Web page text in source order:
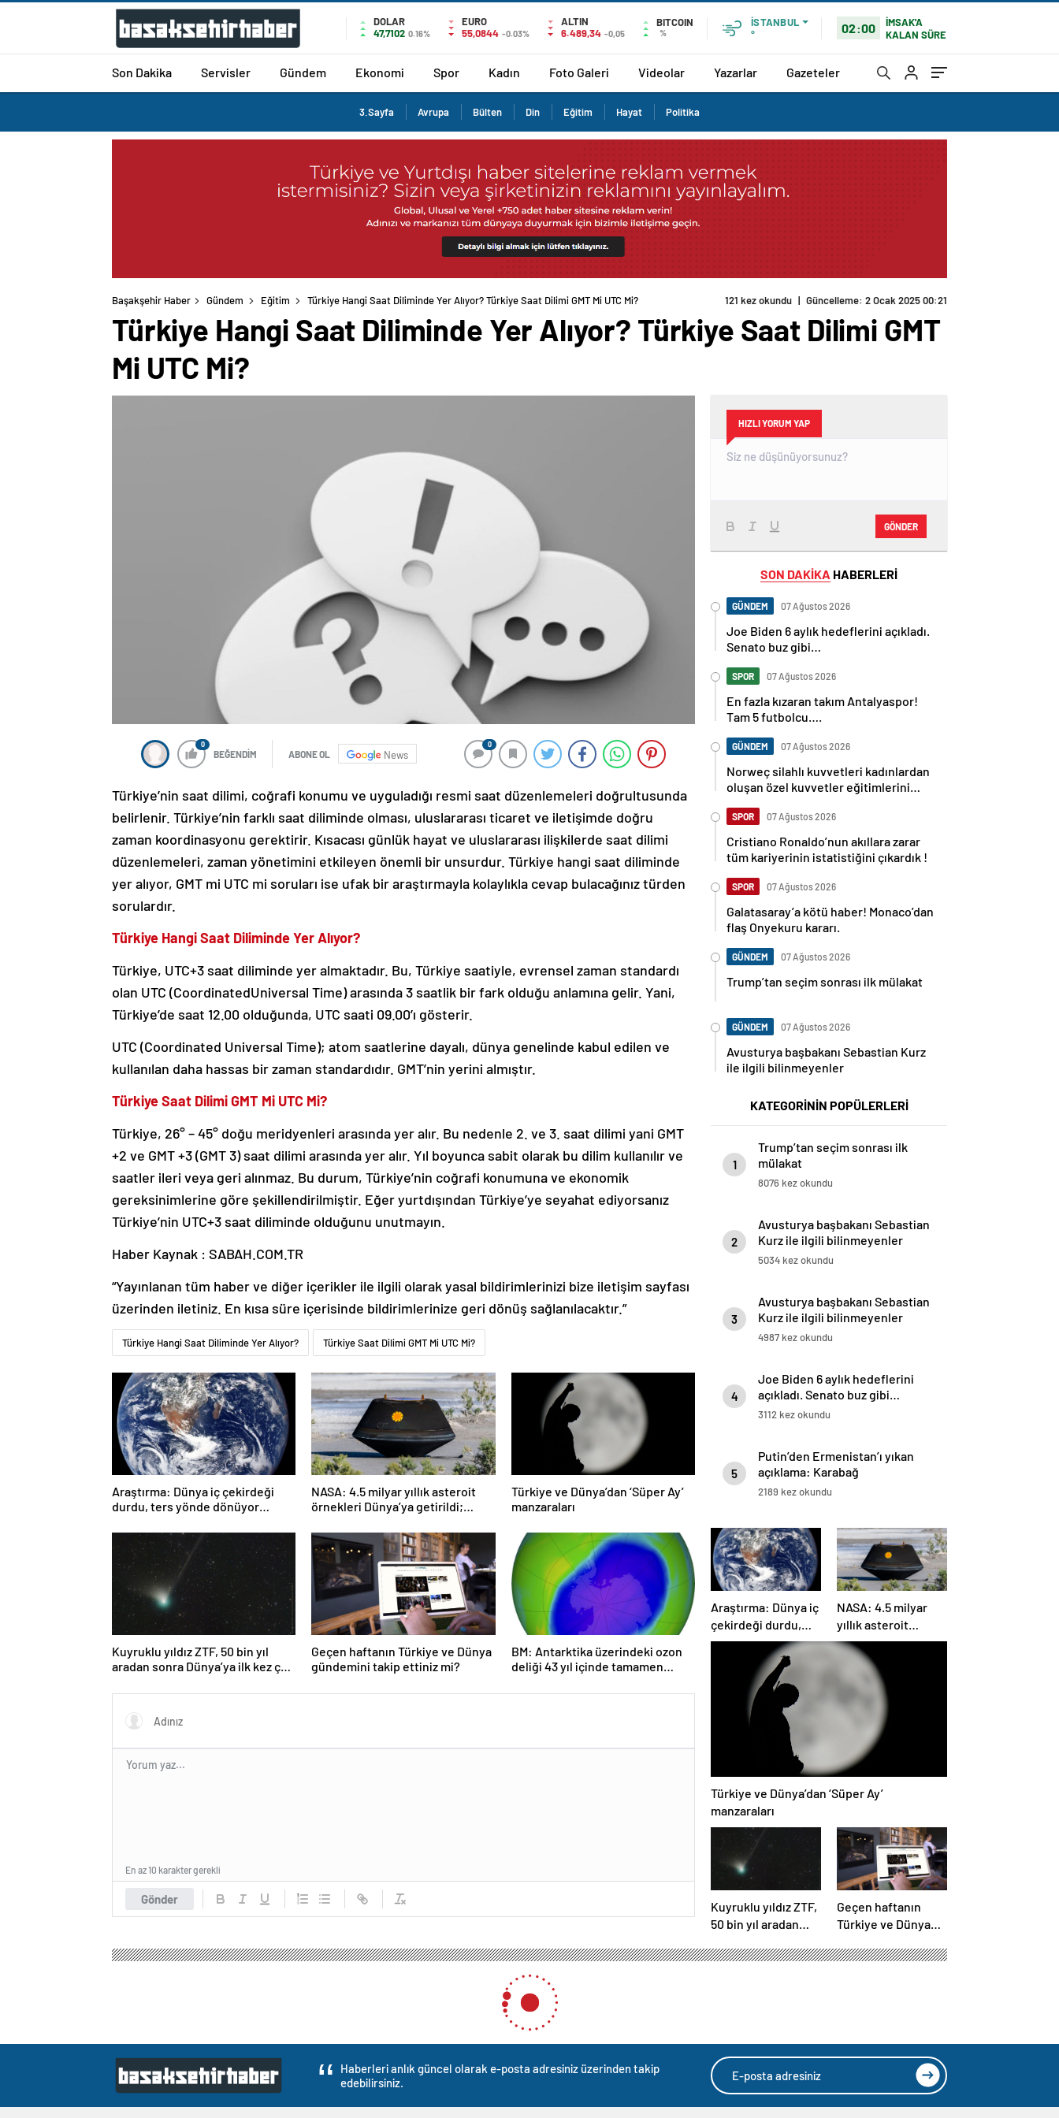
DOLAR
47,7102 0.16%
EURO
55,0844 -0.03%
ALTIN
6.489,34 -0,05
BITCOIN
%
İSTANBUL
°
02:00
İMSAK'A
KALAN SÜRE
Son Dakika Servisler Gündem Ekonomi Spor Kadın Foto Galeri Videolar Yazarlar Gazeteler
3.Sayfa Avrupa Bülten Din Eğitim Hayat Politika
Başakşehir Haber Gündem Eğitim Türkiye Hangi Saat Diliminde Yer Alıyor? Türkiye Saat Dilimi GMT Mi UTC Mi? 121 kez okundu | Güncelleme: 2 Ocak 2025 00:21
Türkiye Hangi Saat Diliminde Yer Alıyor? Türkiye Saat Dilimi GMT
Mi UTC Mi?
0
BEĞENDİM ABONE OL News
0
Türkiye’nin saat dilimi, coğrafi konumu ve uyguladığı resmi saat düzenlemeleri doğrultusunda
belirlenir. Türkiye’nin farklı saat diliminde olması, uluslararası ticaret ve iletişimde doğru
zaman koordinasyonu gerektirir. Kısacası günlük hayat ve uluslararası ilişkilerde saat dilimi
düzenlemeleri, zaman yönetimini etkileyen önemli bir unsurdur. Türkiye hangi saat diliminde
yer alıyor, GMT mi UTC mi soruları ise ufak bir araştırmayla kolaylıkla cevap bulacağınız türden
sorulardır.
Türkiye Hangi Saat Diliminde Yer Alıyor?
Türkiye, UTC+3 saat diliminde yer almaktadır. Bu, Türkiye saatiyle, evrensel zaman standardı
olan UTC (CoordinatedUniversal Time) arasında 3 saatlik bir fark olduğu anlamına gelir. Yani,
Türkiye’de saat 12.00 olduğunda, UTC saati 09.00’ı gösterir.
UTC (Coordinated Universal Time); atom saatlerine dayalı, dünya genelinde kabul edilen ve
kullanılan daha hassas bir zaman standardıdır. GMT’nin yerini almıştır.
Türkiye Saat Dilimi GMT Mi UTC Mi?
Türkiye, 26° – 45° doğu meridyenleri arasında yer alır. Bu nedenle 2. ve 3. saat dilimi yani GMT
+2 ve GMT +3 (GMT 3) saat dilimi arasında yer alır. Yıl boyunca sabit olarak bu dilim kullanılır ve
saatler ileri veya geri alınmaz. Bu durum, Türkiye’nin coğrafi konumuna ve ekonomik
gereksinimlerine göre şekillendirilmiştir. Eğer yurtdışından Türkiye’ye seyahat ediyorsanız
Türkiye’nin UTC+3 saat diliminde olduğunu unutmayın.
Haber Kaynak : SABAH.COM.TR
“Yayınlanan tüm haber ve diğer içerikler ile ilgili olarak yasal bildirimlerinizi bize iletişim sayfası
üzerinden iletiniz. En kısa süre içerisinde bildirimlerinize geri dönüş sağlanılacaktır.”
Türkiye Hangi Saat Diliminde Yer Alıyor? Türkiye Saat Dilimi GMT Mi UTC Mi?
Araştırma: Dünya iç çekirdeği
durdu, ters yönde dönüyor
NASA: 4.5 milyar yıllık asteroit
örnekleri Dünya’ya getirildi;
tutabilir
Türkiye ve Dünya’dan ‘Süper Ay’
manzaraları
Kuyruklu yıldız ZTF, 50 bin yıl
aradan sonra Dünya’ya ilk kez çok
Geçen haftanın Türkiye ve Dünya
gündemini takip ettiniz mi?
BM: Antarktika üzerindeki ozon
deliği 43 yıl içinde tamamen
Gönder
En az 10 karakter gerekli
HIZLI YORUM YAP
GÖNDER
SON DAKİKA HABERLERİ
GÜNDEM 07 Ağustos 2026
Joe Biden 6 aylık hedeflerini açıkladı.
Senato buz gibi…
SPOR 07 Ağustos 2026
En fazla kızaran takım Antalyaspor!
Tam 5 futbolcu….
GÜNDEM 07 Ağustos 2026
Norweç silahlı kuvvetleri kadınlardan
oluşan özel kuvvetler eğitimlerini
SPOR 07 Ağustos 2026
Cristiano Ronaldo’nun akıllara zarar
tüm kariyerinin istatistiğini çıkardık !
SPOR 07 Ağustos 2026
Galatasaray’a kötü haber! Monaco’dan
flaş Onyekuru kararı.
GÜNDEM 07 Ağustos 2026
Trump’tan seçim sonrası ilk mülakat
GÜNDEM 07 Ağustos 2026
Avusturya başbakanı Sebastian Kurz
ile ilgili bilinmeyenler
KATEGORİNİN POPÜLERLERİ
1
Trump’tan seçim sonrası ilk
mülakat
8076 kez okundu
2
Avusturya başbakanı Sebastian
Kurz ile ilgili bilinmeyenler
5034 kez okundu
3
Avusturya başbakanı Sebastian
Kurz ile ilgili bilinmeyenler
4987 kez okundu
4
Joe Biden 6 aylık hedeflerini
açıkladı. Senato buz gibi…
3112 kez okundu
5
Putin’den Ermenistan’ı yıkan
açıklama: Karabağ
Azerbaycan’ın ayrılmaz bir
2189 kez okundu
Araştırma: Dünya iç
çekirdeği durdu,
ters yönde dönüyor
NASA: 4.5 milyar
yıllık asteroit
örnekleri Dünya’ya
getirildi; yaşamın
başlangıcına ışık
Türkiye ve Dünya’dan ‘Süper Ay’
manzaraları
Kuyruklu yıldız ZTF,
50 bin yıl aradan
kez çok yaklaşacak
Geçen haftanın
Türkiye ve Dünya
ettiniz mi?
Haberleri anlık güncel olarak e-posta adresiniz üzerinden takip
edebilirsiniz.